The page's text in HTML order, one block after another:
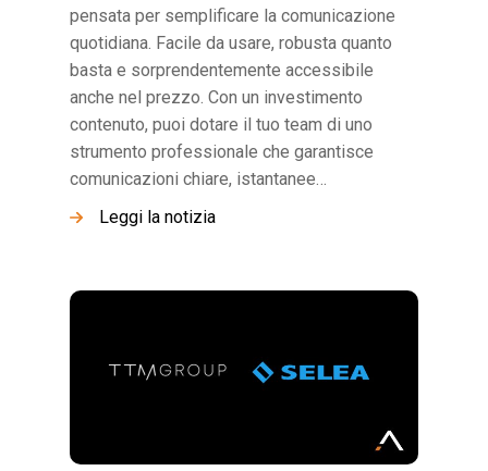
pensata per semplificare la comunicazione
quotidiana. Facile da usare, robusta quanto
basta e sorprendentemente accessibile
anche nel prezzo. Con un investimento
contenuto, puoi dotare il tuo team di uno
strumento professionale che garantisce
comunicazioni chiare, istantanee…
Leggi la notizia